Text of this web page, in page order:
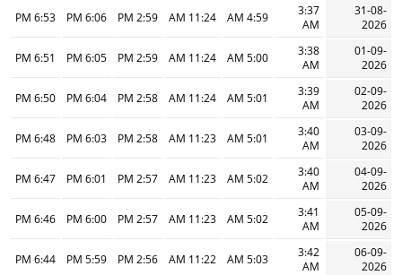
31-08-
2026
3:37
AM
4:59 AM
11:24 AM
2:59 PM
6:06 PM
6:53 PM
01-09-
2026
3:38
AM
5:00 AM
11:24 AM
2:59 PM
6:05 PM
6:51 PM
02-09-
2026
3:39
AM
5:01 AM
11:24 AM
2:58 PM
6:04 PM
6:50 PM
03-09-
2026
3:40
AM
5:01 AM
11:23 AM
2:58 PM
6:03 PM
6:48 PM
04-09-
2026
3:40
AM
5:02 AM
11:23 AM
2:57 PM
6:01 PM
6:47 PM
05-09-
2026
3:41
AM
5:02 AM
11:23 AM
2:57 PM
6:00 PM
6:46 PM
06-09-
2026
3:42
AM
5:03 AM
11:22 AM
2:56 PM
5:59 PM
6:44 PM